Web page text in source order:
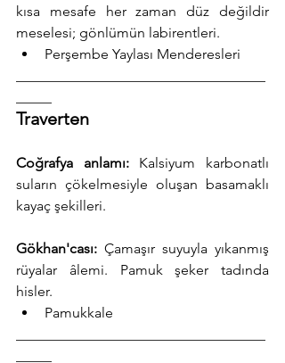
kısa mesafe her zaman düz değildir
meselesi; gönlümün labirentleri.
Perşembe Yaylası Menderesleri
Traverten
Coğrafya anlamı: Kalsiyum karbonatlı
suların çökelmesiyle oluşan basamaklı
kayaç şekilleri.
Gökhan'cası: Çamaşır suyuyla yıkanmış
rüyalar âlemi. Pamuk şeker tadında
hisler.
Pamukkale